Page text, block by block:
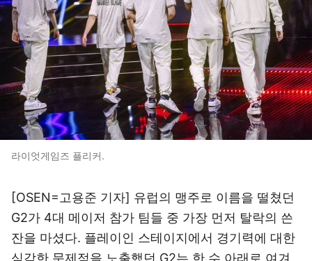
라이엇게임즈 플리커.
[OSEN=고용준 기자] 유럽의 맹주로 이름을 떨쳤던
G2가 4대 메이저 참가 팀들 중 가장 먼저 탈락의 쓴
잔을 마셨다. 플레이인 스테이지에서 경기력에 대한
심각한 문제점을 노출했던 G2는 한 수 아래로 여겨